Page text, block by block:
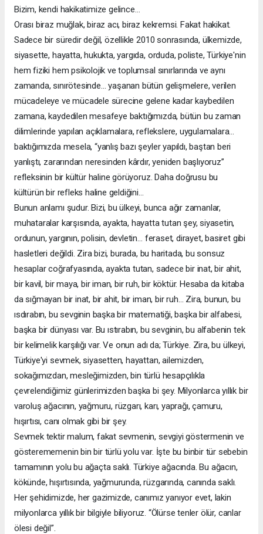
Bizim, kendi hakikatimize gelince…
Orası biraz muğlak, biraz acı, biraz kekremsi. Fakat hakikat.
Sadece bir süredir değil, özellikle 2010 sonrasında, ülkemizde,
siyasette, hayatta, hukukta, yargıda, orduda, poliste, Türkiye'nin
hem fiziki hem psikolojik ve toplumsal sınırlarında ve aynı
zamanda, sınırötesinde… yaşanan bütün gelişmelere, verilen
mücadeleye ve mücadele sürecine gelene kadar kaybedilen
zamana, kaydedilen mesafeye baktığımızda, bütün bu zaman
dilimlerinde yapılan açıklamalara, reflekslere, uygulamalara…
baktığımızda mesela, “yanlış bazı şeyler yapıldı, baştan beri
yanlıştı, zararından neresinden kârdır, yeniden başlıyoruz”
refleksinin bir kültür haline görüyoruz. Daha doğrusu bu
kültürün bir refleks haline geldiğini…
Bunun anlamı şudur. Bizi, bu ülkeyi, bunca ağır zamanlar,
muhataralar karşısında, ayakta, hayatta tutan şey, siyasetin,
ordunun, yargının, polisin, devletin… feraset, dirayet, basiret gibi
hasletleri değildi. Zira bizi, burada, bu haritada, bu sonsuz
hesaplar coğrafyasında, ayakta tutan, sadece bir inat, bir ahit,
bir kavil, bir maya, bir iman, bir ruh, bir köktür. Hesaba da kitaba
da sığmayan bir inat, bir ahit, bir iman, bir ruh… Zira, bunun, bu
ısdırabın, bu sevginin başka bir matematiği, başka bir alfabesi,
başka bir dünyası var. Bu ıstırabın, bu sevginin, bu alfabenin tek
bir kelimelik karşılığı var. Ve onun adı da; Türkiye. Zira, bu ülkeyi,
Türkiye'yi sevmek, siyasetten, hayattan, ailemizden,
sokağımızdan, mesleğimizden, bin türlü hesapçılıkla
çevrelendiğimiz günlerimizden başka bi şey. Milyonlarca yıllık bir
varoluş ağacının, yağmuru, rüzgarı, karı, yaprağı, çamuru,
hışırtısı, canı olmak gibi bir şey.
Sevmek tektir malum, fakat sevmenin, sevgiyi göstermenin ve
gösterememenin bin bir türlü yolu var. İşte bu binbir tür sebebin
tamamının yolu bu ağaçta saklı. Türkiye ağacında. Bu ağacın,
kökünde, hışırtısında, yağmurunda, rüzgarında, canında saklı.
Her şehidimizde, her gazimizde, canımız yanıyor evet, lakin
milyonlarca yıllık bir bilgiyle biliyoruz. “Ölürse tenler ölür, canlar
ölesi değil”.